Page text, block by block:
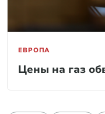
ЕВРОПА
Цены на газ